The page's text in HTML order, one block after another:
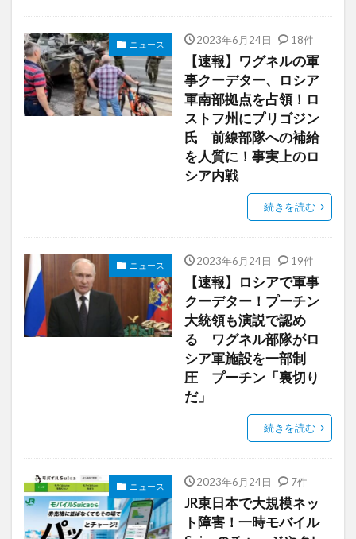
ニュース 2023年6月24日 18件
【速報】ワグネルの軍
事クーデター、ロシア
軍南部拠点を占領！ロ
ストフ州にプリゴジン
氏 前線部隊への補給
を人質に！事実上のロ
シア内戦
続きを読む
ニュース 2023年6月24日 19件
【速報】ロシアで軍事
クーデター！プーチン
大統領も演説で認め
る ワグネル部隊がロ
シア軍施設を一部制
圧 プーチン「裏切り
だ」
続きを読む
ニュース 2023年6月24日 7件
JR東日本で大規模ネッ
ト障害！一時モバイル